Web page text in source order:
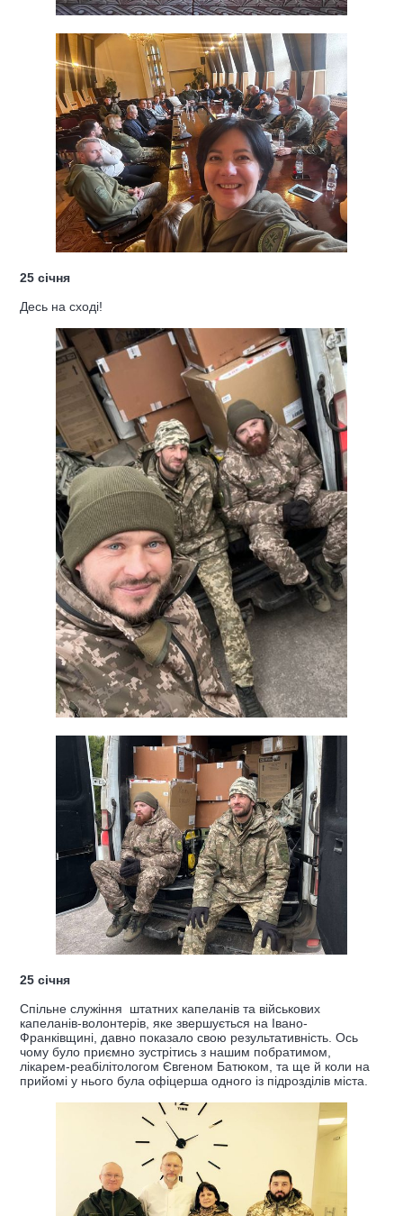
25 січня
Десь на сході!
25 січня
Спільне служіння штатних капеланів та військових
капеланів-волонтерів, яке звершується на Івано-
Франківщині, давно показало свою результативність. Ось
чому було приємно зустрітись з нашим побратимом,
лікарем-реабілітологом Євгеном Батюком, та ще й коли на
прийомі у нього була офіцерша одного із підрозділів міста.